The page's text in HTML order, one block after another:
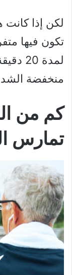
لكن إذا كانت
تكون فيها
لمدة
منخفضة
كم من
تمارس